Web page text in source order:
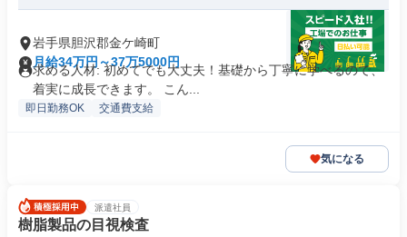
岩手県胆沢郡金ケ崎町
月給34万円～37万5000円
求める人材: 初めてでも大丈夫！基礎から丁寧に学べるので、
着実に成長できます。 こん...
即日勤務OK 交通費支給
気になる
派遣社員
樹脂製品の目視検査